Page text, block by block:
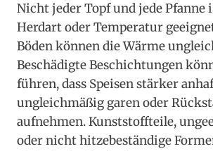
Nicht jeder Topf und jede Pfanne
Herdart oder Temperatur
Böden können die Wärme
Beschädigte Beschichtungen
führen, dass Speisen stärker
ungleichmäßig garen oder
aufnehmen. Kunststoffteile,
oder nicht hitzebeständige